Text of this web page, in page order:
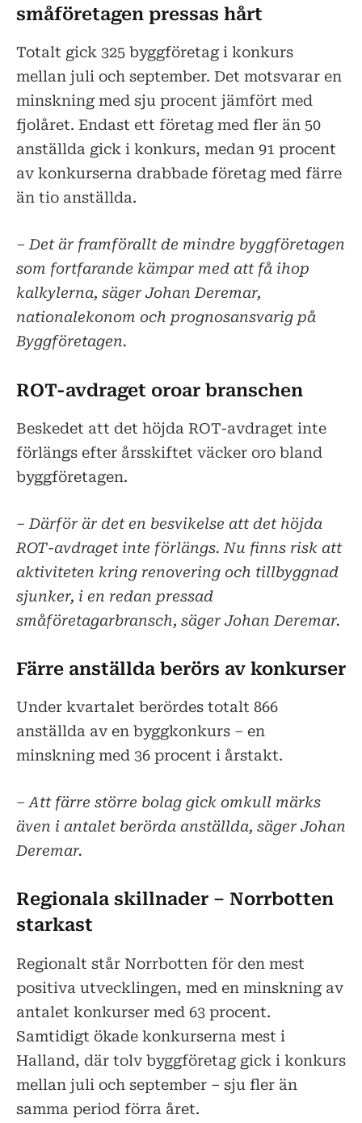
småföretagen pressas hårt
Totalt gick 325 byggföretag i konkurs
mellan juli och september. Det motsvarar en
minskning med sju procent jämfört med
fjolåret. Endast ett företag med fler än 50
anställda gick i konkurs, medan 91 procent
av konkurserna drabbade företag med färre
än tio anställda.
– Det är framförallt de mindre byggföretagen
som fortfarande kämpar med att få ihop
kalkylerna, säger Johan Deremar,
nationalekonom och prognosansvarig på
Byggföretagen.
ROT-avdraget oroar branschen
Beskedet att det höjda ROT-avdraget inte
förlängs efter årsskiftet väcker oro bland
byggföretagen.
– Därför är det en besvikelse att det höjda
ROT-avdraget inte förlängs. Nu finns risk att
aktiviteten kring renovering och tillbyggnad
sjunker, i en redan pressad
småföretagarbransch, säger Johan Deremar.
Färre anställda berörs av konkurser
Under kvartalet berördes totalt 866
anställda av en byggkonkurs – en
minskning med 36 procent i årstakt.
– Att färre större bolag gick omkull märks
även i antalet berörda anställda, säger Johan
Deremar.
Regionala skillnader – Norrbotten
starkast
Regionalt står Norrbotten för den mest
positiva utvecklingen, med en minskning av
antalet konkurser med 63 procent.
Samtidigt ökade konkurserna mest i
Halland, där tolv byggföretag gick i konkurs
mellan juli och september – sju fler än
samma period förra året.